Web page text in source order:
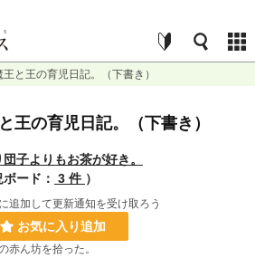
王と王の育児日記。（下書き）
王の育児日記。（下書き）
子よりもお茶が好き。
ボード： 3 件 ）
追加して更新通知を受け取ろう
お気に入り追加
赤ん坊を拾った。